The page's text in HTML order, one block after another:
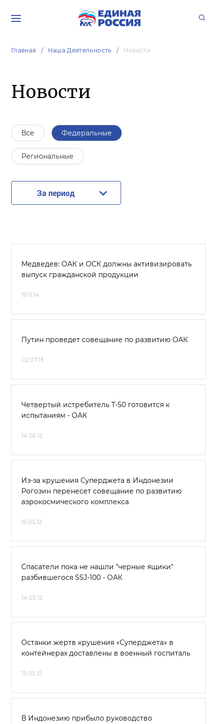
Главная Наша Деятельность Новости
Новости
Все Федеральные
Региональные
За период
Медведев: ОАК и ОСК должны активизировать
выпуск гражданской продукции
19.11.14
Путин проведет совещание по развитию ОАК
02.07.13
Четвертый истребитель Т-50 готовится к
испытаниям - ОАК
14.06.12
Из-за крушения Суперджета в Индонезии
Рогозин перенесет совещание по развитию
аэрокосмического комплекса
16.05.12
Спасатели пока не нашли "черные ящики"
разбившегося SSJ-100 - ОАК
14.05.12
Останки жертв крушения «Суперджета» в
контейнерах доставлены в военный госпиталь
13.05.12
В Индонезию прибыло руководство